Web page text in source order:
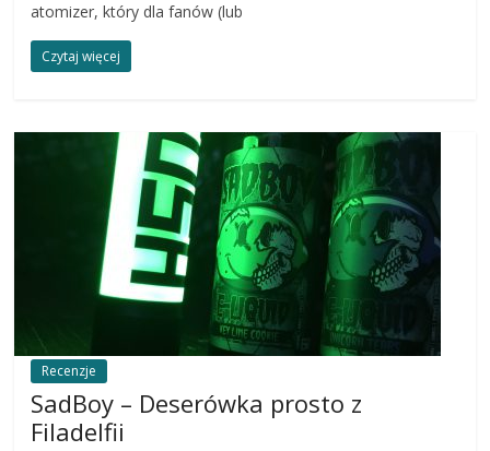
atomizer, który dla fanów (lub
Czytaj więcej
Recenzje
SadBoy – Deserówka prosto z
Filadelfii